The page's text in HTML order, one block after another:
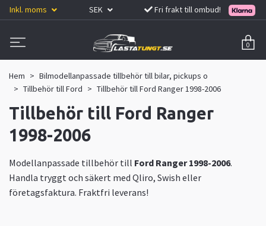
Inkl. moms SEK Fri frakt till ombud!
0
Hem
Bilmodellanpassade tillbehör till bilar, pickups o
Tillbehör till Ford
Tillbehör till Ford Ranger 1998-2006
Tillbehör till Ford Ranger
1998-2006
Modellanpassade tillbehör till Ford Ranger 1998-2006.
Handla tryggt och säkert med Qliro, Swish eller
företagsfaktura. Fraktfri leverans!